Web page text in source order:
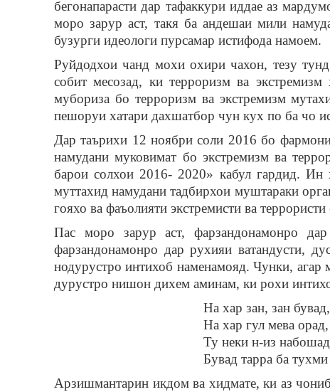
бегонапарасти дар тафаккури иддае аз
моро зарур аст, такя ба андешаи мили
бузурги идеологи пурсамар истифода намоем.
Руйдодхои чанд мохи охири чахон, тезу
собит месозад, ки терроризм ва
мубориза бо терроризм ва экстремизм
пешоруи хатари дахшатбор чун кух по ба чо
Дар таърихи 12 ноябри соли 2016 бо
намудани муковимат бо экстремизм ва
барои солхои 2016- 2020» кабул гардид.
муттахид намудани тадбирхои муштараки
гояхо ва фаъолияти экстремисти ва
Пас моро зарур аст, фарзандонамонро
фарзандонамонро дар рухияи ватандусти,
нодурустро интихоб наменамояд. Чунки, агар
дурустро нишон дихем аминам, ки рохи
На хар зан, зан
На хар гул мева
Ту неки н-из
Бувад тарра ба
Арзишмантарин икдом ва хидмате, ки аз